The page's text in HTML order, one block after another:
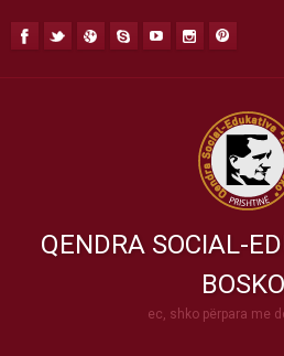
QENDRA SOCIAL-
ec, shko përpara me